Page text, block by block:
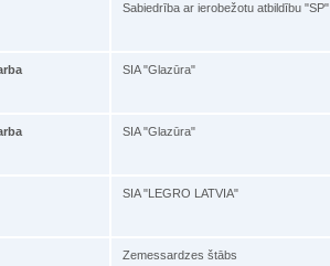
Sabiedrība ar ierobežotu atbildību "SP"
SIA "Glazūra"
SIA "Glazūra"
SIA "LEGRO LATVIA"
Zemessardzes štābs